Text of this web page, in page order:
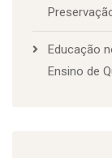
Educação
Ensino de